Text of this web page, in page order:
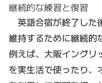
継続的な練習と復習
英語合宿が終了した
維持するために継続的
例えば、大阪イングリ
を実生活で使ったり、